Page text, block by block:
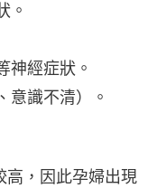
。
神經症狀。
意識不清）。
高，因此孕婦出現